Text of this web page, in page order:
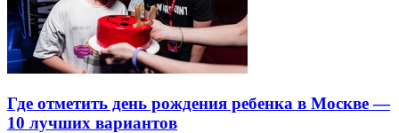
Где отметить день рождения ребенка в Москве —
10 лучших вариантов